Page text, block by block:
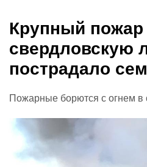
Крупный пожар
свердловскую
пострадало
Пожарные борются с огнем в